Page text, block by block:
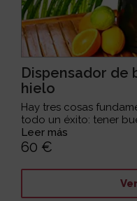
Dispensador de
hielo
Hay tres cosas
todo un éxito: tener
Leer más
60 €